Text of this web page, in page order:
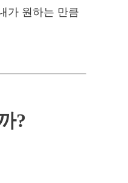
가 원하는 만큼
?